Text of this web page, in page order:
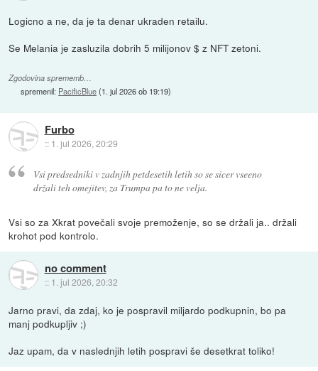
Logicno a ne, da je ta denar ukraden retailu.
Se Melania je zasluzila dobrih 5 milijonov $ z NFT zetoni.
Zgodovina sprememb…
spremenil: PacificBlue(1. jul 2026 ob 19:19)
Furbo
:: 1. jul 2026, 20:29
Vsi predsedniki v zadnjih petdesetih letih so se sicer vseeno
držali teh omejitev, za Trumpa pa to ne velja.
Vsi so za Xkrat povečali svoje premoženje, so se držali ja.. držali
krohot pod kontrolo.
no comment
:: 1. jul 2026, 20:32
Jarno pravi, da zdaj, ko je pospravil miljardo podkupnin, bo pa
manj podkupljiv ;)
Jaz upam, da v naslednjih letih pospravi še desetkrat toliko!